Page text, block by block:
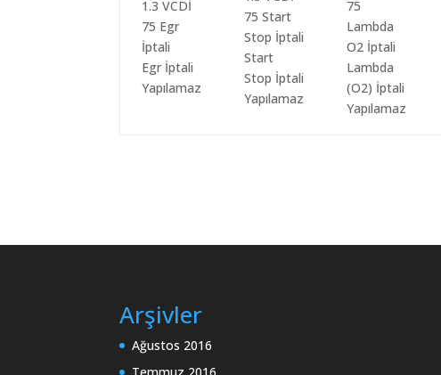
Egr İptali
Yapılamaz
Start
Stop İptali
Yapılamaz
Lambda
(O2) İptali
Yapılamaz
Arşivler
Ağustos 2016
Temmuz 2016